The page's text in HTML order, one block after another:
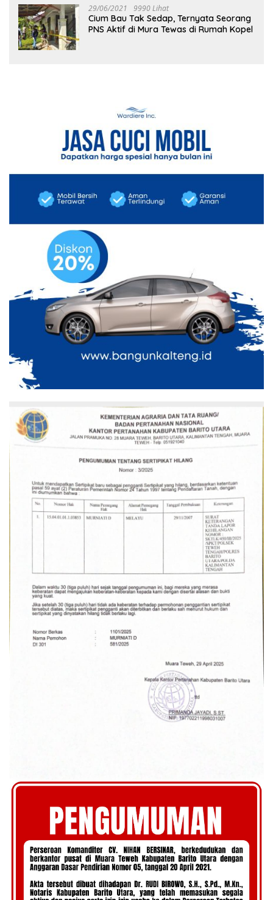
29/06/2021 9990 Lihat
Cium Bau Tak Sedap, Ternyata Seorang
PNS Aktif di Mura Tewas di Rumah Kopel